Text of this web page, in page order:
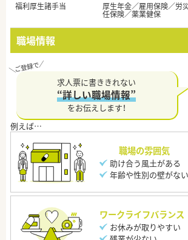
福利厚生諸手当
厚生年金／雇用保険／労
任保険／薬業健保
職場情報
求人票に書ききれない
“詳しい職場情報”
をお伝えします！
職場の雰囲気
助け合う風土がある
年齢や性別の壁がない
ワークライフバランス
お休みが取りやすい